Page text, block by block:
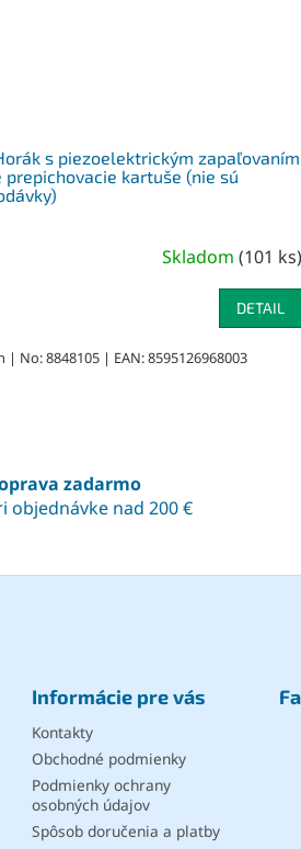
s piezoelektrickým zapaľovaním
prepichovacie kartuše (nie sú
Skladom (101 ks)
DETAIL
| No: 8848105 | EAN: 8595126968003
d
a
e
v
i
s
u
zadarmo
objednávke nad 200 €
Informácie pre vás
Kontakty
Obchodné podmienky
Podmienky ochrany
osobných údajov
Spôsob doručenia a platby